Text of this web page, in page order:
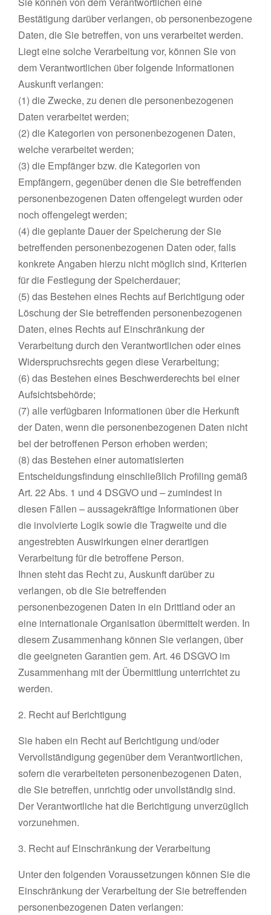
Bestätigung darüber verlangen, ob personenbezogene
Daten, die Sie betreffen, von uns verarbeitet werden.
Liegt eine solche Verarbeitung vor, können Sie von
dem Verantwortlichen über folgende Informationen
Auskunft verlangen:
(1) die Zwecke, zu denen die personenbezogenen
Daten verarbeitet werden;
(2) die Kategorien von personenbezogenen Daten,
welche verarbeitet werden;
(3) die Empfänger bzw. die Kategorien von
Empfängern, gegenüber denen die Sie betreffenden
personenbezogenen Daten offengelegt wurden oder
noch offengelegt werden;
(4) die geplante Dauer der Speicherung der Sie
betreffenden personenbezogenen Daten oder, falls
konkrete Angaben hierzu nicht möglich sind, Kriterien
für die Festlegung der Speicherdauer;
(5) das Bestehen eines Rechts auf Berichtigung oder
Löschung der Sie betreffenden personenbezogenen
Daten, eines Rechts auf Einschränkung der
Verarbeitung durch den Verantwortlichen oder eines
Widerspruchsrechts gegen diese Verarbeitung;
(6) das Bestehen eines Beschwerderechts bei einer
Aufsichtsbehörde;
(7) alle verfügbaren Informationen über die Herkunft
der Daten, wenn die personenbezogenen Daten nicht
bei der betroffenen Person erhoben werden;
(8) das Bestehen einer automatisierten
Entscheidungsfindung einschließlich Profiling gemäß
Art. 22 Abs. 1 und 4 DSGVO und – zumindest in
diesen Fällen – aussagekräftige Informationen über
die involvierte Logik sowie die Tragweite und die
angestrebten Auswirkungen einer derartigen
Verarbeitung für die betroffene Person.
Ihnen steht das Recht zu, Auskunft darüber zu
verlangen, ob die Sie betreffenden
personenbezogenen Daten in ein Drittland oder an
eine internationale Organisation übermittelt werden. In
diesem Zusammenhang können Sie verlangen, über
die geeigneten Garantien gem. Art. 46 DSGVO im
Zusammenhang mit der Übermittlung unterrichtet zu
werden.
2. Recht auf Berichtigung
Sie haben ein Recht auf Berichtigung und/oder
Vervollständigung gegenüber dem Verantwortlichen,
sofern die verarbeiteten personenbezogenen Daten,
die Sie betreffen, unrichtig oder unvollständig sind.
Der Verantwortliche hat die Berichtigung unverzüglich
vorzunehmen.
3. Recht auf Einschränkung der Verarbeitung
Unter den folgenden Voraussetzungen können Sie die
Einschränkung der Verarbeitung der Sie betreffenden
personenbezogenen Daten verlangen: